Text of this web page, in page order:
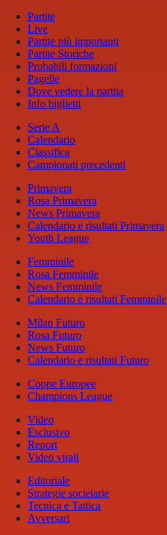
Partite
Live
Partite più importanti
Partite Storiche
Probabili formazioni
Pagelle
Dove vedere la partita
Info biglietti
Serie A
Calendario
Classifica
Campionati precedenti
Primavera
Rosa Primavera
News Primavera
Calendario e risultati Primavera
Youth League
Femminile
Rosa Femminile
News Femminile
Calendario e risultati Femminile
Milan Futuro
Rosa Futuro
News Futuro
Calendario e risultati Futuro
Coppe Europee
Champions League
Video
Esclusivo
Report
Video virali
Editoriale
Strategie societarie
Tecnica e Tattica
Avversari